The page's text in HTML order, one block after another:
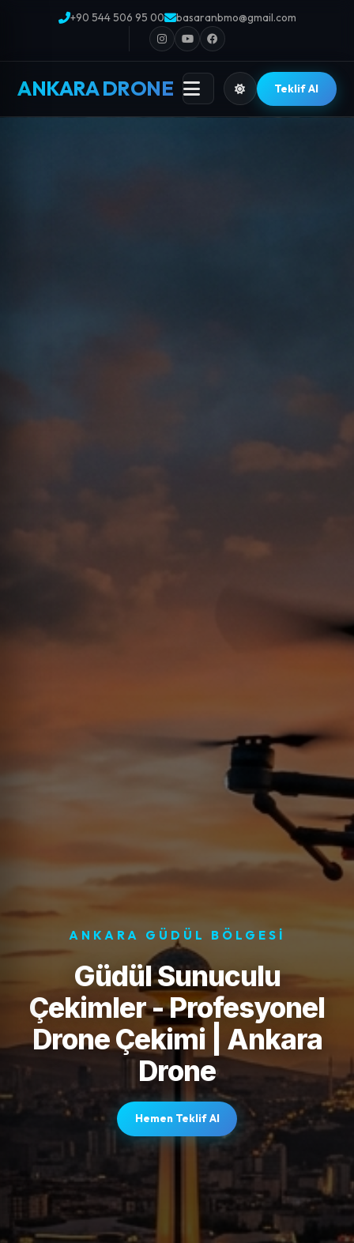
+90 544 506 95 00 basaranbmo@gmail.com
ANKARA DRONE Teklif Al
ANKARA GÜDÜL BÖLGESI
Güdül Sunuculu
Çekimler - Profesyonel
Drone Çekimi | Ankara
Drone
Hemen Teklif Al